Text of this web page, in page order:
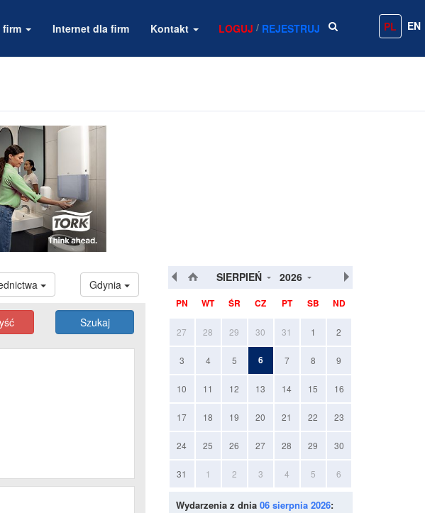
firm Internet dla firm Kontakt LOGUJ / REJESTRUJ PL EN
Gdynia
SIERPIEŃ 2026
PN WT ŚR CZ PT SB ND
27 28 29 30 31 1 2
3 4 5 6 7 8 9
10 11 12 13 14 15 16
17 18 19 20 21 22 23
24 25 26 27 28 29 30
31 1 2 3 4 5 6
Wydarzenia z dnia 06 sierpnia 2026: